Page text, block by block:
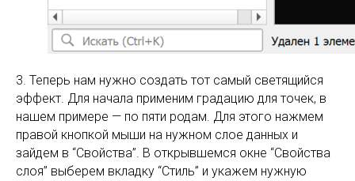
3. Теперь нам нужно создать тот самый светящийся
эффект. Для начала применим градацию для точек, в
нашем примере — по пяти родам. Для этого нажмем
правой кнопкой мыши на нужном слое данных и
зайдем в “Свойства”. В открывшемся окне “Свойства
слоя” выберем вкладку “Стиль” и укажем нужную